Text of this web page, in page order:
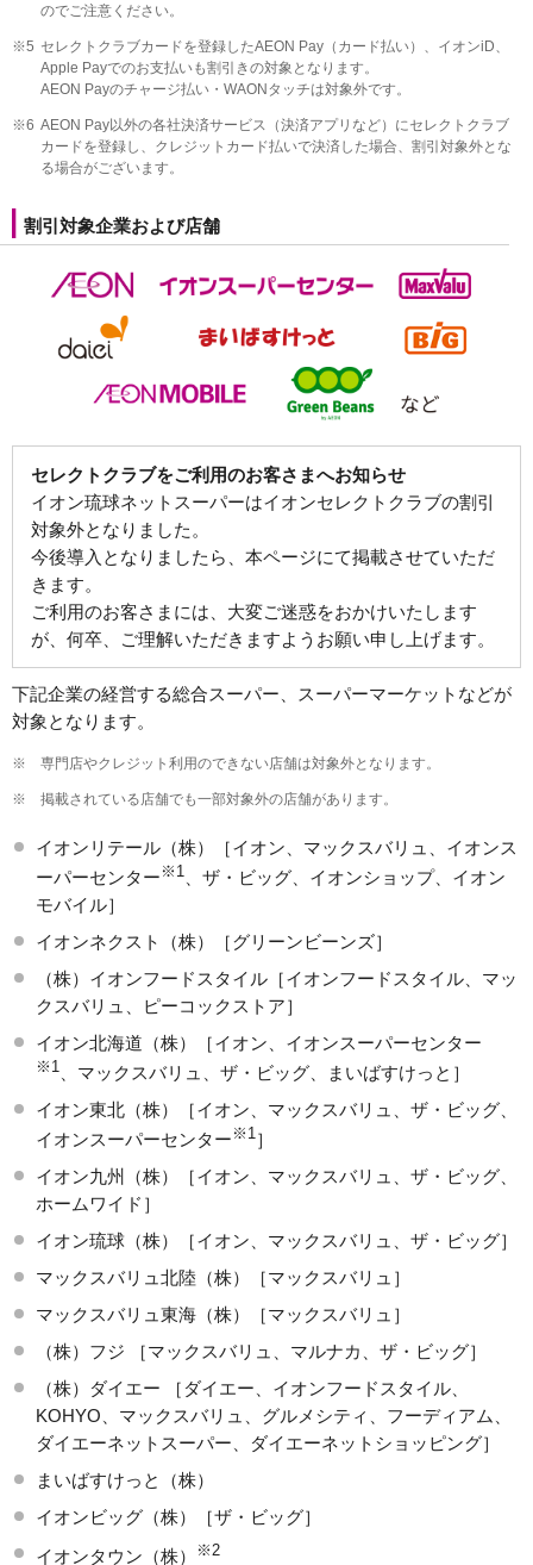
のでご注意ください。
※5 セレクトクラブカードを登録したAEON Pay（カード払い）、イオンiD、
Apple Payでのお支払いも割引きの対象となります。
AEON Payのチャージ払い・WAONタッチは対象外です。
※6 AEON Pay以外の各社決済サービス（決済アプリなど）にセレクトクラブ
カードを登録し、クレジットカード払いで決済した場合、割引対象外とな
る場合がございます。
割引対象企業および店舗
セレクトクラブをご利用のお客さまへお知らせ
イオン琉球ネットスーパーはイオンセレクトクラブの割引
対象外となりました。
今後導入となりましたら、本ページにて掲載させていただ
きます。
ご利用のお客さまには、大変ご迷惑をおかけいたします
が、何卒、ご理解いただきますようお願い申し上げます。
下記企業の経営する総合スーパー、スーパーマーケットなどが
対象となります。
※ 専門店やクレジット利用のできない店舗は対象外となります。
※ 掲載されている店舗でも一部対象外の店舗があります。
イオンリテール（株）［イオン、マックスバリュ、イオンス
ーパーセンター ※1
、ザ・ビッグ、イオンショップ、イオン
モバイル］
イオンネクスト（株）［グリーンビーンズ］
（株）イオンフードスタイル［イオンフードスタイル、マッ
クスバリュ、ピーコックストア］
イオン北海道（株）［イオン、イオンスーパーセンター
※1
、マックスバリュ、ザ・ビッグ、まいばすけっと］
イオン東北（株）［イオン、マックスバリュ、ザ・ビッグ、
イオンスーパーセンター ※1 ］
イオン九州（株）［イオン、マックスバリュ、ザ・ビッグ、
ホームワイド］
イオン琉球（株）［イオン、マックスバリュ、ザ・ビッグ］
マックスバリュ北陸（株）［マックスバリュ］
マックスバリュ東海（株）［マックスバリュ］
（株）フジ ［マックスバリュ、マルナカ、ザ・ビッグ］
（株）ダイエー ［ダイエー、イオンフードスタイル、
KOHYO、マックスバリュ、グルメシティ、フーディアム、
ダイエーネットスーパー、ダイエーネットショッピング］
まいばすけっと（株）
イオンビッグ（株）［ザ・ビッグ］
イオンタウン（株）
※2